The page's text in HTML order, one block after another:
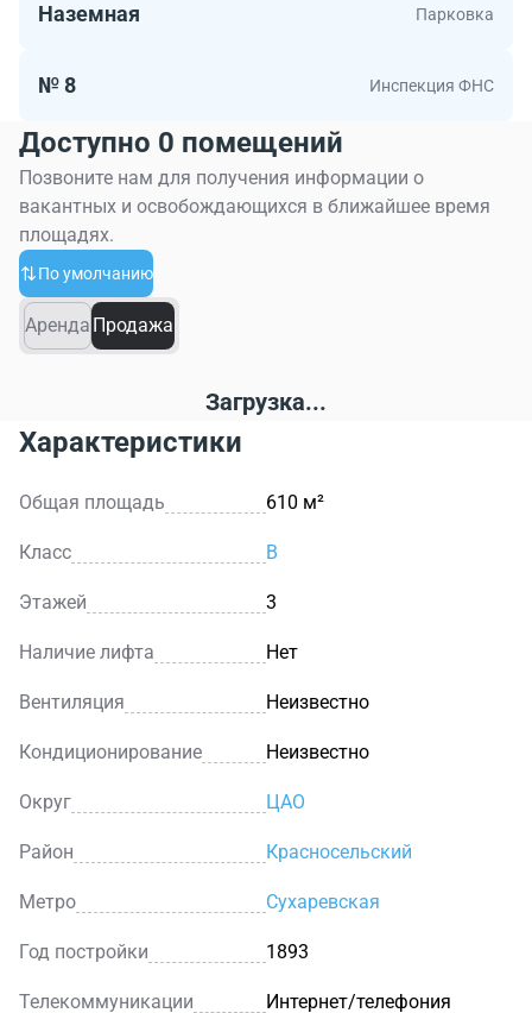
Наземная Парковка
№ 8 Инспекция ФНС
Доступно 0 помещений
Позвоните нам для получения информации о
вакантных и освобождающихся в ближайшее время
площадях.
По умолчанию
Аренда Продажа
Загрузка...
Характеристики
Общая площадь 610 м²
Класс B
Этажей 3
Наличие лифта Нет
Вентиляция Неизвестно
Кондиционирование Неизвестно
Округ ЦАО
Район Красносельский
Метро Сухаревская
Год постройки 1893
Телекоммуникации Интернет/телефония